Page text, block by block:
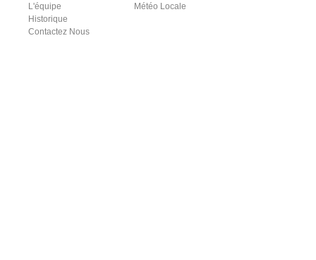
L'équipe
Historique
Contactez Nous
Météo Locale